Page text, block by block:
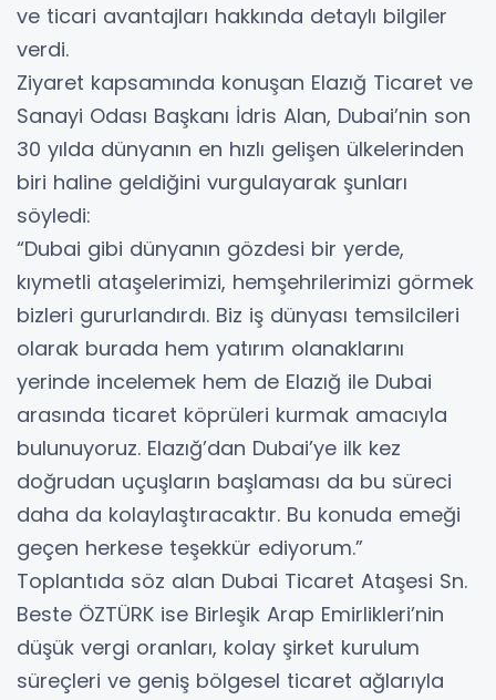
ve ticari avantajları hakkında detaylı bilgiler
verdi.
Ziyaret kapsamında konuşan Elazığ Ticaret ve
Sanayi Odası Başkanı İdris Alan, Dubai’nin son
30 yılda dünyanın en hızlı gelişen ülkelerinden
biri haline geldiğini vurgulayarak şunları
söyledi:
“Dubai gibi dünyanın gözdesi bir yerde,
kıymetli ataşelerimizi, hemşehrilerimizi görmek
bizleri gururlandırdı. Biz iş dünyası temsilcileri
olarak burada hem yatırım olanaklarını
yerinde incelemek hem de Elazığ ile Dubai
arasında ticaret köprüleri kurmak amacıyla
bulunuyoruz. Elazığ’dan Dubai’ye ilk kez
doğrudan uçuşların başlaması da bu süreci
daha da kolaylaştıracaktır. Bu konuda emeği
geçen herkese teşekkür ediyorum.”
Toplantıda söz alan Dubai Ticaret Ataşesi Sn.
Beste ÖZTÜRK ise Birleşik Arap Emirlikleri’nin
düşük vergi oranları, kolay şirket kurulum
süreçleri ve geniş bölgesel ticaret ağlarıyla